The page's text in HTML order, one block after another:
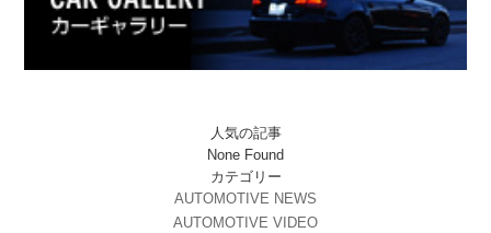
人気の記事
None Found
カテゴリー
AUTOMOTIVE NEWS
AUTOMOTIVE VIDEO